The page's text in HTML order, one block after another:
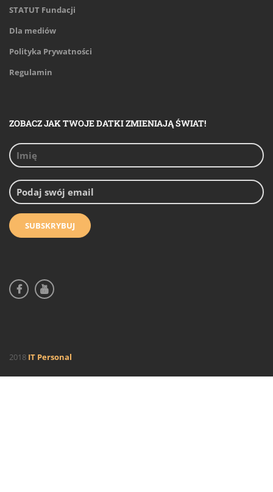
STATUT Fundacji
Dla mediów
Polityka Prywatności
Regulamin
ZOBACZ JAK TWOJE DATKI ZMIENIAJĄ ŚWIAT!
2018 IT Personal